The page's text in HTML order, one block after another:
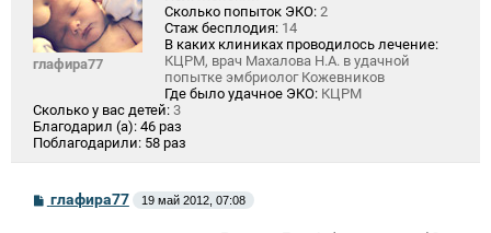
глафира77
Сколько попыток ЭКО: 2
Стаж бесплодия: 14
В каких клиниках проводилось лечение:
КЦРМ, врач Махалова Н.А. в удачной
попытке эмбриолог Кожевников
Где было удачное ЭКО: КЦРМ
Сколько у вас детей: 3
Благодарил (а): 46 раз
Поблагодарили: 58 раз
Сглафира77 19 май 2012, 07:08